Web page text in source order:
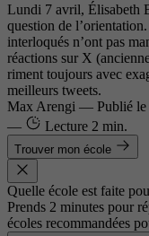
Lundi 7 avril, Élisabeth
question de
interloqués n’ont pas
réactions sur X
riment toujours avec
meilleurs tweets.
Max Arengi — Publié le
—
Lecture 2 min.
Trouver mon école
Quelle école est faite
Prends 2 minutes pour
écoles recommandées